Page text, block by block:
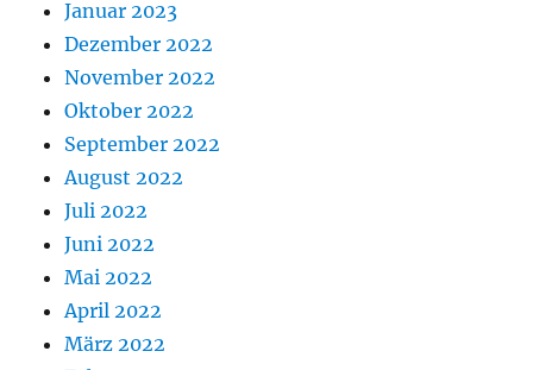
Januar 2023
Dezember 2022
November 2022
Oktober 2022
September 2022
August 2022
Juli 2022
Juni 2022
Mai 2022
April 2022
März 2022